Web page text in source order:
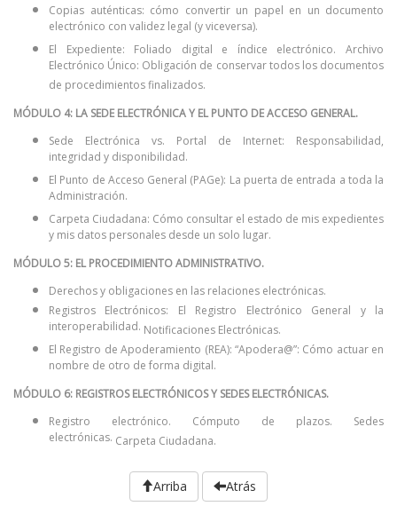
Copias auténticas: cómo convertir un papel en un documento
electrónico con validez legal (y viceversa).
El Expediente: Foliado digital e índice electrónico. Archivo
Electrónico Único: Obligación de conservar todos los documentos
de procedimientos finalizados.
MÓDULO 4: LA SEDE ELECTRÓNICA Y EL PUNTO DE ACCESO GENERAL.
Sede Electrónica vs. Portal de Internet: Responsabilidad,
integridad y disponibilidad.
El Punto de Acceso General (PAGe): La puerta de entrada a toda la
Administración.
Carpeta Ciudadana: Cómo consultar el estado de mis expedientes
y mis datos personales desde un solo lugar.
MÓDULO 5: EL PROCEDIMIENTO ADMINISTRATIVO.
Derechos y obligaciones en las relaciones electrónicas.
Registros Electrónicos: El Registro Electrónico General y la
interoperabilidad. Notificaciones Electrónicas.
El Registro de Apoderamiento (REA): “Apodera@”: Cómo actuar en
nombre de otro de forma digital.
MÓDULO 6: REGISTROS ELECTRÓNICOS Y SEDES ELECTRÓNICAS.
Registro electrónico. Cómputo de plazos. Sedes
electrónicas. Carpeta Ciudadana.
Arriba Atrás